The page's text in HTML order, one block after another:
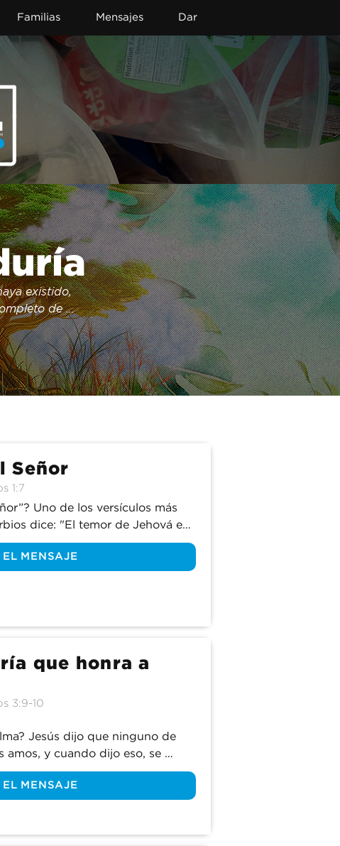
Familias Mensajes Dar
existido,
de
sabiduría
a nosotros
Señor
1:7
Uno de los versículos más
dice: "El temor de Jehová es
Si Dios es bueno y
temerle? Únete a
EL MENSAJE
que honra a
3:9-10
Jesús dijo que ninguno de
amos, y cuando dijo eso, se
y a Si mismo. Únete a
del libro de Proverbios cómo
EL MENSAJE